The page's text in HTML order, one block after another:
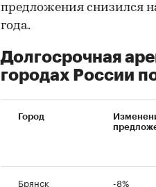
предложения снизился
года.
Долгосрочная
городах России
Город
Брянск -8%